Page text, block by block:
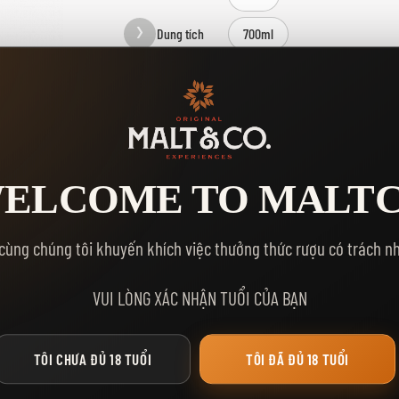
Dung tích 700ml
Số Lượng
THÊM VÀO GIỎ HÀNG MUA
Yêu thích:
TO
chúng tôi khuyến khích việc thưởng thức rượu có trách
VUI LÒNG XÁC NHẬN TUỔI CỦA BẠN
TÔI CHƯA ĐỦ 18 TUỔI TÔI ĐÃ ĐỦ 18 TUỔI